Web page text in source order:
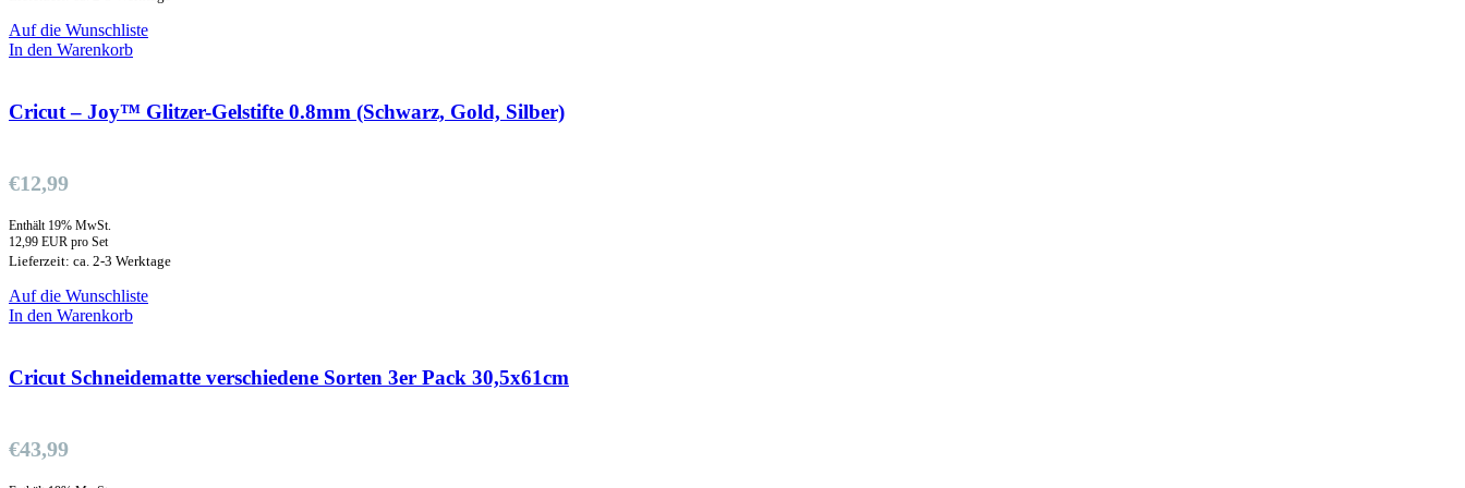
Auf die Wunschliste
In den Warenkorb
Cricut – Joy™ Glitzer-Gelstifte 0.8mm (Schwarz, Gold, Silber)
€12,99
Enthält 19% MwSt.
12,99 EUR pro Set
Lieferzeit: ca. 2-3 Werktage
Auf die Wunschliste
In den Warenkorb
Cricut Schneidematte verschiedene Sorten 3er Pack 30,5x61cm
€43,99